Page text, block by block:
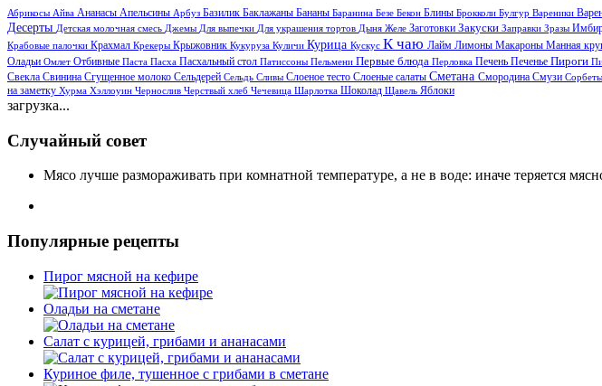
Абрикосы Айва Ананасы Апельсины Арбуз Базилик Баклажаны Бананы Баранина Безе Бекон Блины Брокколи Булгур Вареники
Десерты Детская молочная смесь Джемы Для выпечки Для украшения тортов Дыня Желе Заготовки Закуски Заправки Зразы
Крабовые палочки Крахмал Крекеры Крыжовник Кукуруза Куличи Курица Кускус К чаю Лайм Лимоны Макароны Манная
Оладьи Омлет Отбивные Паста Пасха Пасхальный стол Патиссоны Пельмени Первые блюда Перловка Печень Печенье Пироги
Свекла Свинина Сгущенное молоко Сельдерей Сельдь Сливы Слоеное тесто Слоеные салаты Сметана Смородина Смузи Сорбеты
на заметку Хурма Хэллоуин Чернослив Черствый хлеб Чечевица Шарлотка Шоколад Щавель Яблоки
загрузка...
Случайный совет
Мясо лучше размораживать при комнатной температуре, а не в воде: иначе теряется
Популярные рецепты
Пирог мясной на кефире
Оладьи на сметане
Салат с курицей, грибами и ананасами
Куриное филе, тушенное с грибами в сметане